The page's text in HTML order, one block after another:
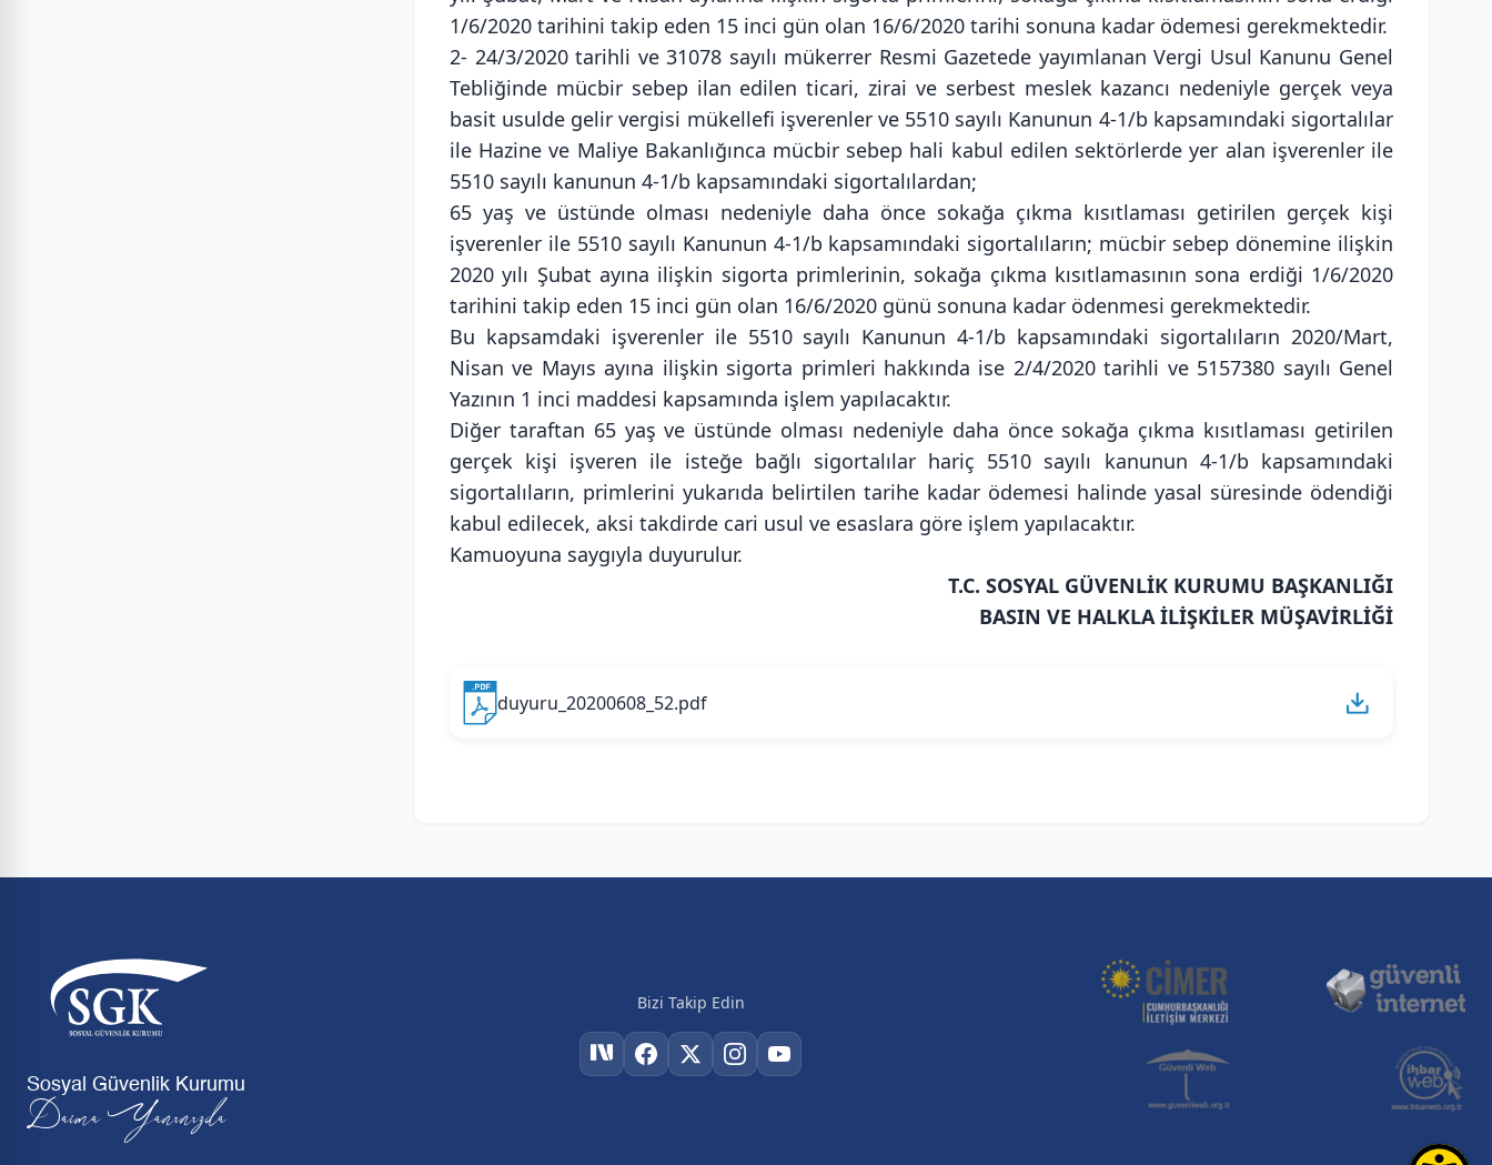
1/6/2020 tarihini takip eden 15 inci gün olan 16/6/2020 tarihi sonuna kadar ödemesi gerekmektedir.
2- 24/3/2020 tarihli ve 31078 sayılı mükerrer Resmi Gazetede yayımlanan Vergi Usul Kanunu Genel
Tebliğinde mücbir sebep ilan edilen ticari, zirai ve serbest meslek kazancı nedeniyle gerçek veya
basit usulde gelir vergisi mükellefi işverenler ve 5510 sayılı Kanunun 4-1/b kapsamındaki sigortalılar
ile Hazine ve Maliye Bakanlığınca mücbir sebep hali kabul edilen sektörlerde yer alan işverenler ile
5510 sayılı kanunun 4-1/b kapsamındaki sigortalılardan;
65 yaş ve üstünde olması nedeniyle daha önce sokağa çıkma kısıtlaması getirilen gerçek kişi
işverenler ile 5510 sayılı Kanunun 4-1/b kapsamındaki sigortalıların; mücbir sebep dönemine ilişkin
2020 yılı Şubat ayına ilişkin sigorta primlerinin, sokağa çıkma kısıtlamasının sona erdiği 1/6/2020
tarihini takip eden 15 inci gün olan 16/6/2020 günü sonuna kadar ödenmesi gerekmektedir.
Bu kapsamdaki işverenler ile 5510 sayılı Kanunun 4-1/b kapsamındaki sigortalıların 2020/Mart,
Nisan ve Mayıs ayına ilişkin sigorta primleri hakkında ise 2/4/2020 tarihli ve 5157380 sayılı Genel
Yazının 1 inci maddesi kapsamında işlem yapılacaktır.
Diğer taraftan 65 yaş ve üstünde olması nedeniyle daha önce sokağa çıkma kısıtlaması getirilen
gerçek kişi işveren ile isteğe bağlı sigortalılar hariç 5510 sayılı kanunun 4-1/b kapsamındaki
sigortalıların, primlerini yukarıda belirtilen tarihe kadar ödemesi halinde yasal süresinde ödendiği
kabul edilecek, aksi takdirde cari usul ve esaslara göre işlem yapılacaktır.
Kamuoyuna saygıyla duyurulur.
T.C. SOSYAL GÜVENLİK KURUMU BAŞKANLIĞI
BASIN VE HALKLA İLİŞKİLER MÜŞAVİRLİĞİ
duyuru_20200608_52.pdf
Sosyal Güvenlik Kurumu
Daima Yanınızda
Bizi Takip Edin